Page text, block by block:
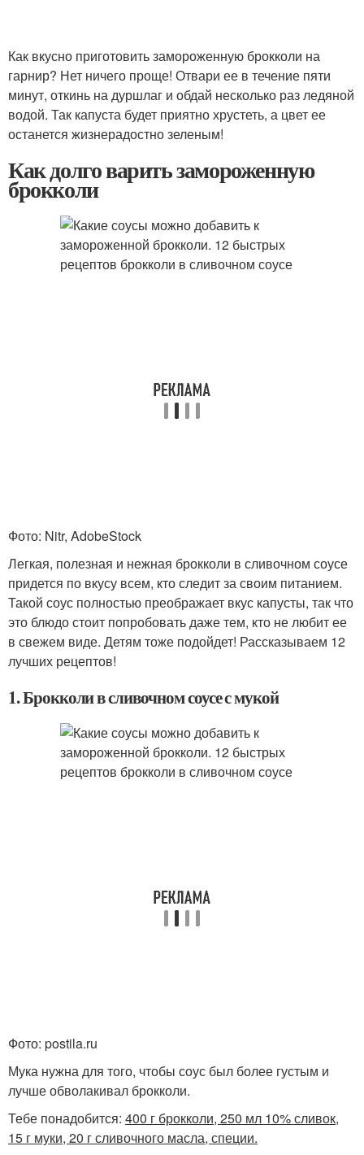
Как вкусно приготовить замороженную брокколи на
гарнир? Нет ничего проще! Отвари ее в течение пяти
минут, откинь на дуршлаг и обдай несколько раз ледяной
водой. Так капуста будет приятно хрустеть, а цвет ее
останется жизнерадостно зеленым!
Как долго варить замороженную
брокколи
Фото: Nitr, AdobeStock
Легкая, полезная и нежная брокколи в сливочном соусе
придется по вкусу всем, кто следит за своим питанием.
Такой соус полностью преображает вкус капусты, так что
это блюдо стоит попробовать даже тем, кто не любит ее
в свежем виде. Детям тоже подойдет! Рассказываем 12
лучших рецептов!
1. Брокколи в сливочном соусе с мукой
Фото: postila.ru
Мука нужна для того, чтобы соус был более густым и
лучше обволакивал брокколи.
Тебе понадобится: 400 г брокколи, 250 мл 10% сливок,
15 г муки, 20 г сливочного масла, специи.